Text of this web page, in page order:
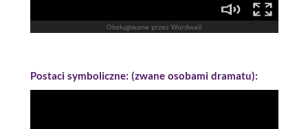
Postaci symboliczne: (zwane osobami dramatu):